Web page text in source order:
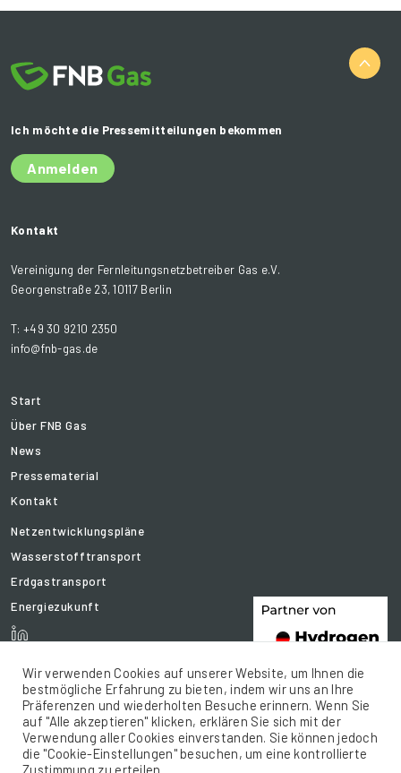
Ich möchte die Pressemitteilungen bekommen
Anmelden
Kontakt
Vereinigung der Fernleitungsnetzbetreiber Gas e.V.
Georgenstraße 23, 10117 Berlin
T: +49 30 9210 2350
info@fnb-gas.de
Start
Über FNB Gas
News
Pressematerial
Kontakt
Netzentwicklungspläne
Wasserstofftransport
Erdgastransport
Energiezukunft
Wir verwenden Cookies auf unserer Website, um Ihnen die
bestmögliche Erfahrung zu bieten, indem wir uns an Ihre
Präferenzen und wiederholten Besuche erinnern. Wenn Sie
auf "Alle akzeptieren" klicken, erklären Sie sich mit der
Verwendung aller Cookies einverstanden. Sie können jedoch
die "Cookie-Einstellungen" besuchen, um eine kontrollierte
Zustimmung zu erteilen.